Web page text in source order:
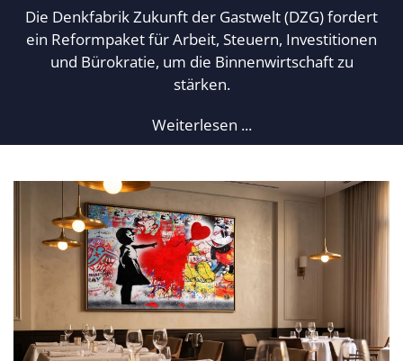
Die Denkfabrik Zukunft der Gastwelt (DZG) fordert
ein Reformpaket für Arbeit, Steuern, Investitionen
und Bürokratie, um die Binnenwirtschaft zu
stärken.
Weiterlesen ...